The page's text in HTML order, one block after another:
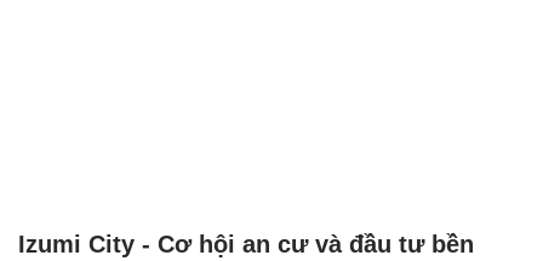
Izumi City - Cơ hội an cư và đầu tư bền